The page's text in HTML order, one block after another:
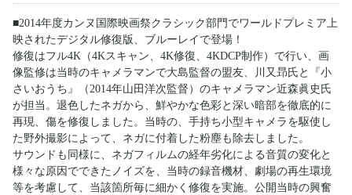
■2014年度カンヌ国際映画祭クラシック部門でワールドプレミア上
映されたデジタル修復版、ブルーレイで登場！
修復はフル4K（4Kスキャン、4K修復、4KDCP制作）で行い、画
像監修は当時のキャメラマンで大島監督の盟友、川又昻氏と『小
さいおうち』（2014年山田洋次監督）のキャメラマン近森眞史氏
が担当。退色したネガから、鮮やかな色彩と深い暗部を徹底的に
再現、傷を修復しました。当時の、手持ち小型キャメラを駆使し
た野外撮影によって、ネガに付着した粉塵も除去しました。
サウンドも同様に、ネガフィルムの経年劣化による音質の変化と
様々な原因でできたノイズを、当時の録音機材、劇場の再生環境
等を考慮して、当該箇所毎に細かく修復を実施。公開当時の興奮